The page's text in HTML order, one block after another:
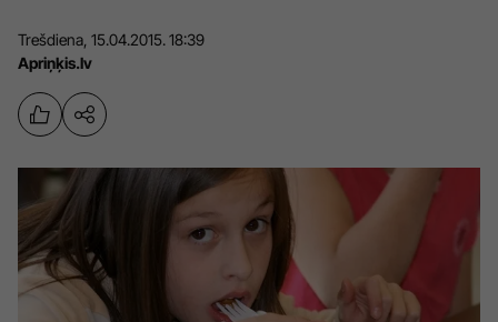
Sports
Drošība
Pierīga
Ādaži
Ķekava
Projekti
Mediju atbalsta fonds
Zivju fonds
Zaļā nākotne
Trešdiena, 15.04.2015. 18:39
Apriņķis.lv